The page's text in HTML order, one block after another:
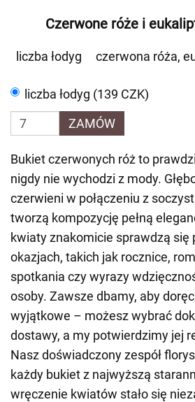
Czerwone róże i
liczba łodyg czerwona róża,
liczba łodyg (139 CZK)
ZAMÓW
Bukiet czerwonych róż to
nigdy nie wychodzi z mody.
czerwieni w połączeniu z
tworzą kompozycję pełną
kwiaty znakomicie sprawdzą się
okazjach, takich jak rocznice,
spotkania czy wyrazy
osoby. Zawsze dbamy, aby
wyjątkowe – możesz wybrać
dostawy, a my potwierdzimy jej
Nasz doświadczony zespół
każdy bukiet z najwyższą
wręczenie kwiatów stało się